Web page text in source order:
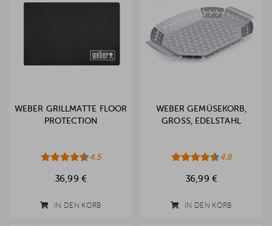
WEBER GRILLMATTE FLOOR
PROTECTION
4.5
36,99 €
IN DEN KORB
WEBER GEMÜSEKORB,
GROSS, EDELSTAHL
4.8
36,99 €
IN DEN KORB